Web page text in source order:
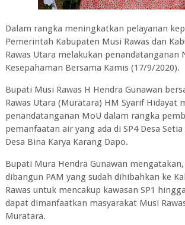
Dalam rangka meningkatkan pelayanan
Pemerintah Kabupaten Musi Rawas dan
Rawas Utara melakukan penandatanganan
Kesepahaman Bersama Kamis (17/9/2020).
Bupati Musi Rawas H Hendra Gunawan
Rawas Utara (Muratara) HM Syarif Hidayat
penandatanganan MoU dalam rangka
pemanfaatan air yang ada di SP4 Desa
Desa Bina Karya Karang Dapo.
Bupati Mura Hendra Gunawan
dibangun PAM yang sudah dihibahkan ke
Rawas untuk mencakup kawasan SP1
dapat dimanfaatkan masyarakat Musi
Muratara.